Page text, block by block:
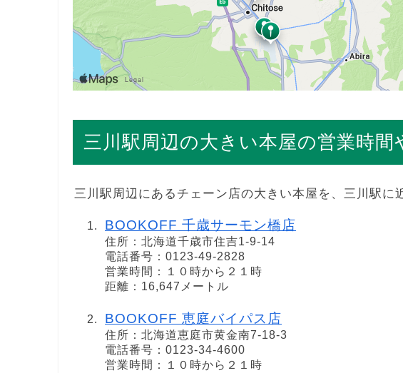
三川駅周辺の大きい本屋の営業時間
三川駅周辺にあるチェーン店の大きい本屋を、三川駅に
BOOKOFF 千歳サーモン橋店
住所：北海道千歳市住吉1-9-14
電話番号：0123-49-2828
営業時間：１０時から２１時
距離：16,647メートル
BOOKOFF 恵庭バイパス店
住所：北海道恵庭市黄金南7-18-3
電話番号：0123-34-4600
営業時間：１０時から２１時